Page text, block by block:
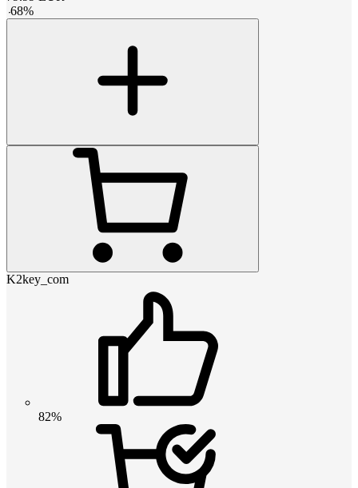
-68%
K2key_com
82%